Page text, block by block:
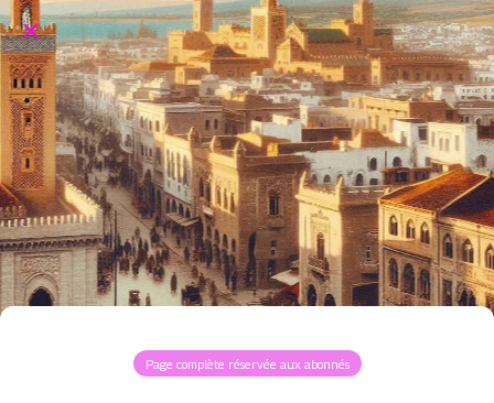
Page complète réservée aux abonnés